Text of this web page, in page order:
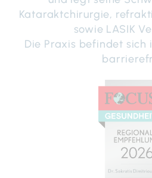
Kataraktchirurgie,
sowie LASIK
Die Praxis befindet sich